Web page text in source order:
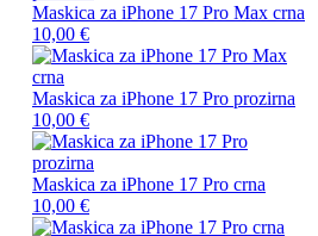
Maskica za iPhone 17 Pro Max crna
10,00 €
Maskica za iPhone 17 Pro prozirna
10,00 €
Maskica za iPhone 17 Pro crna
10,00 €